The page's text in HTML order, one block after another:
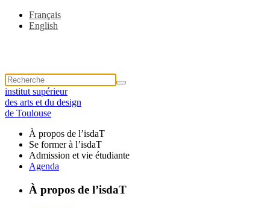
Français
English
institut supérieur
des arts et du design
de Toulouse
À propos de l’isdaT
Se former à l’isdaT
Admission et vie étudiante
Agenda
À propos de l’isdaT